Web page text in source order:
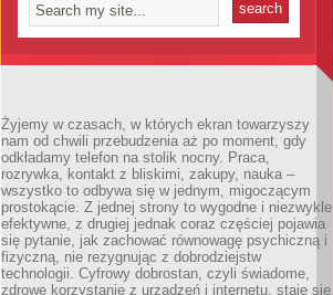
Żyjemy w czasach, w których ekran towarzyszy
nam od chwili przebudzenia aż po moment, gdy
odkładamy telefon na stolik nocny. Praca,
rozrywka, kontakt z bliskimi, zakupy, nauka –
wszystko to odbywa się w jednym, migoczącym
prostokącie. Z jednej strony to wygodne i niezwykle
efektywne, z drugiej jednak coraz częściej pojawia
się pytanie, jak zachować równowagę psychiczną i
fizyczną, nie rezygnując z dobrodziejstw
technologii. Cyfrowy dobrostan, czyli świadome,
zdrowe korzystanie z urządzeń i internetu, staje się